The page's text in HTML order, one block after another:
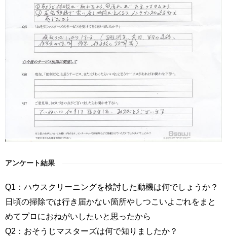
アンケート結果
Q1：ハウスクリーニングを検討した動機は何でしょうか？
日頃の掃除では行き届かない箇所やしつこいよごれをまと
めてプロにおねがいしたいと思ったから
Q2：おそうじマスターズは何で知りましたか？